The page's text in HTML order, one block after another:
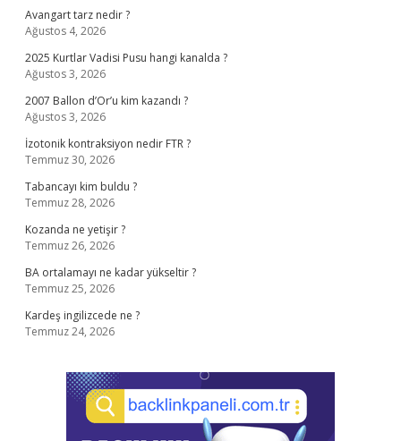
Avangart tarz nedir ?
Ağustos 4, 2026
2025 Kurtlar Vadisi Pusu hangi kanalda ?
Ağustos 3, 2026
2007 Ballon d’Or’u kim kazandı ?
Ağustos 3, 2026
İzotonik kontraksiyon nedir FTR ?
Temmuz 30, 2026
Tabancayı kim buldu ?
Temmuz 28, 2026
Kozanda ne yetişir ?
Temmuz 26, 2026
BA ortalamayı ne kadar yükseltir ?
Temmuz 25, 2026
Kardeş ingilizcede ne ?
Temmuz 24, 2026